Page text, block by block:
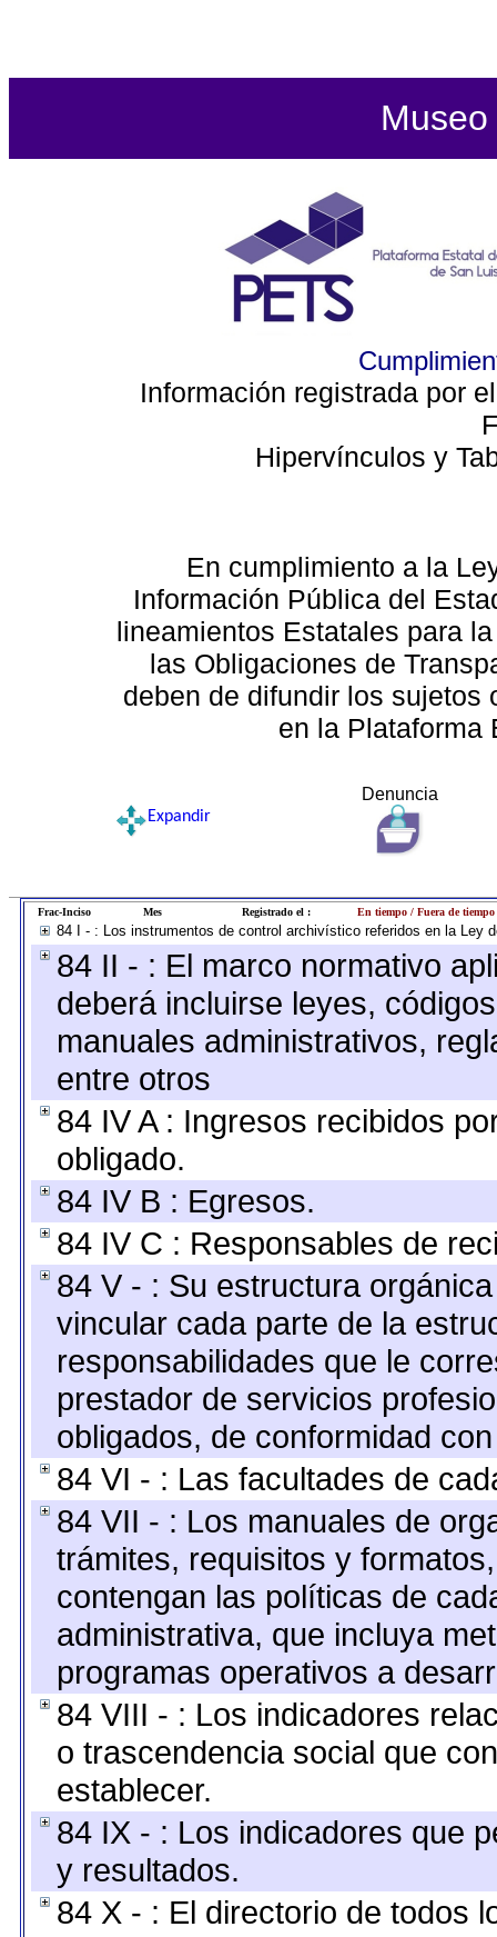
Información registrada por
Hipervínculos y
En cumplimiento a la
Información Pública del
lineamientos Estatales para
las Obligaciones de
deben de difundir los sujetos
en la Plataforma
Denuncia
Expandir
Frac-Inciso Mes Registrado el : En tiempo / Fuera de tiempo
84 I - : Los instrumentos de control archivístico referidos en la Ley
84 II - : El marco normativo
deberá incluirse leyes,
manuales administrativos,
entre otros
84 IV A : Ingresos recibidos
obligado.
84 IV B : Egresos.
84 IV C : Responsables de
84 V - : Su estructura
vincular cada parte de la
responsabilidades que le
prestador de servicios
obligados, de conformidad
84 VI - : Las facultades de
84 VII - : Los manuales de
trámites, requisitos y
contengan las políticas de
administrativa, que incluya
programas operativos a
84 VIII - : Los indicadores
o trascendencia social que
establecer.
84 IX - : Los indicadores que
y resultados.
84 X - : El directorio de todos